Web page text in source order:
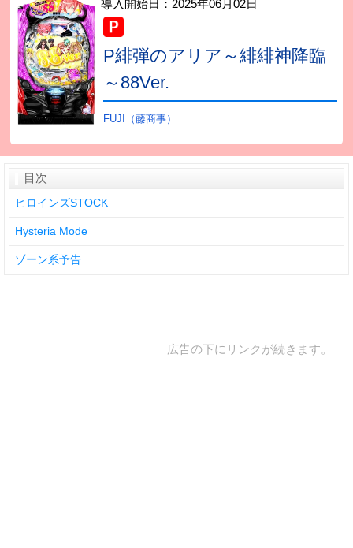
導入開始日： 2025年06月02日
P緋弾のアリア～緋緋神降臨
～88Ver.
FUJI（藤商事）
目次
ヒロインズSTOCK
Hysteria Mode
ゾーン系予告
広告の下にリンクが続きます。